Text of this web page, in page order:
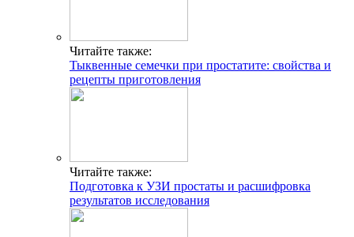
Читайте также:
Тыквенные семечки при простатите: свойства и
рецепты приготовления
Читайте также:
Подготовка к УЗИ простаты и расшифровка
результатов исследования